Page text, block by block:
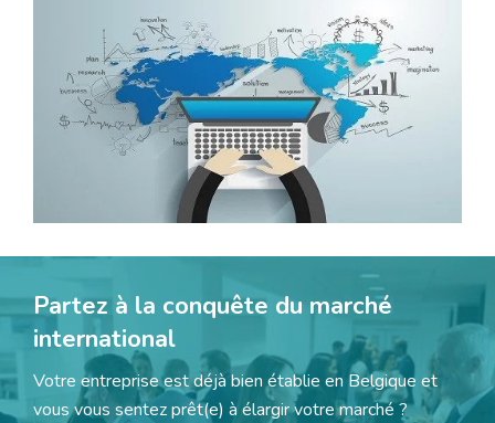
Partez à la conquête du marché
international
Votre entreprise est déjà bien établie en Belgique et
vous vous sentez prêt(e) à élargir votre marché ?